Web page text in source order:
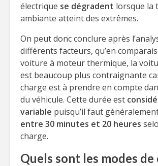
électrique se dégradent lorsque la
ambiante atteint des extrêmes.
On peut donc conclure après
différents facteurs, qu’en
voiture à moteur thermique, la
est beaucoup plus contraignante
charge est à prendre en compte
du véhicule. Cette durée est
variable puisqu’il faut
entre 30 minutes et 20 heures
charge.
Quels sont les modes de